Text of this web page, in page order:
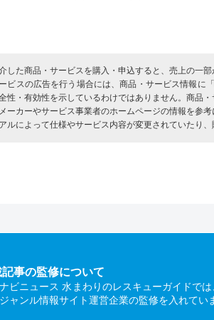
した商品・サービスを購入・申込すると、売上の一
ビスの広告を行う場合には、商品・サービス情報
性・有効性を示しているわけではありません。商品
ーカーやサービス事業者のホームページの情報を参
ルによって仕様やサービス内容が変更されていたり
事の監修について
ビニュース 水まわりのレスキューガイドで
ャンル情報サイト運営企業の監修を入れてい